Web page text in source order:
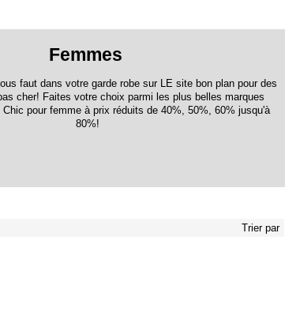
Femmes
faut dans votre garde robe sur LE site bon plan pour des
cher! Faites votre choix parmi les plus belles marques
pour femme à prix réduits de 40%, 50%, 60% jusqu'à
80%!
Trier par